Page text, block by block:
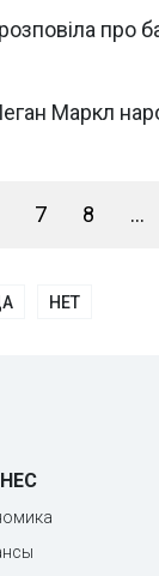
про
Маркл
7 8 ...
НЕТ